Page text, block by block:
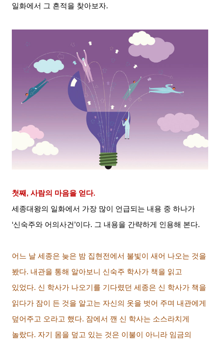
일화에서 그 흔적을 찾아보자.
첫째,사람의 마음을 얻다.
세종대왕의 일화에서 가장 많이 언급되는 내용 중 하나가
‘신숙주와 어의사건’이다. 그 내용을 간략하게 인용해 본다.
어느 날 세종은 늦은 밤 집현전에서 불빛이 새어 나오는 것을
봤다. 내관을 통해 알아보니 신숙주 학사가 책을 읽고
있었다. 신 학사가 나오기를 기다렸던 세종은 신 학사가 책을
읽다가 잠이 든 것을 알고는 자신의 옷을 벗어 주며 내관에게
덮어주고 오라고 했다. 잠에서 깬 신 학사는 소스라치게
놀랐다. 자기 몸을 덮고 있는 것은 이불이 아니라 임금의